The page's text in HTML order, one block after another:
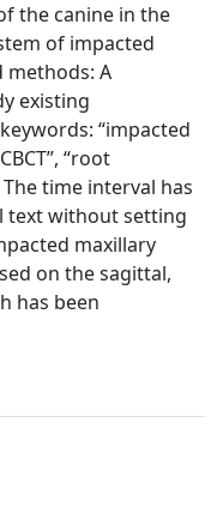
the canine in the
of impacted
methods: A
existing
“impacted
“root
time interval has
text without setting
maxillary
on the sagittal,
has been